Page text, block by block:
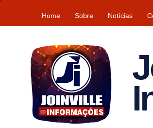
Home Sobre Notícias